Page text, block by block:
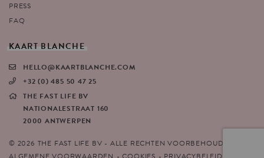
PRESS
FAQ
KAART BLANCHE
HELLO@KAARTBLANCHE.COM
+32 (0) 485 50 47 25
THE FAST LIFE BV
NATIONALESTRAAT 160
2000 ANTWERPEN
© 2026 THE FAST LIFE BV - ALLE RECHTEN VOORBEHOUDEN